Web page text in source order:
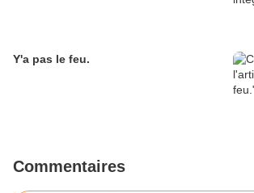
Y'a pas le feu.
Commentaires